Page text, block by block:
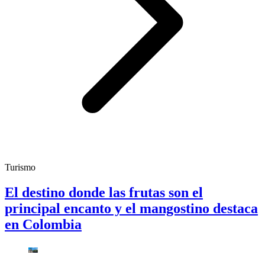
Turismo
El destino donde las frutas son el
principal encanto y el mangostino destaca
en Colombia